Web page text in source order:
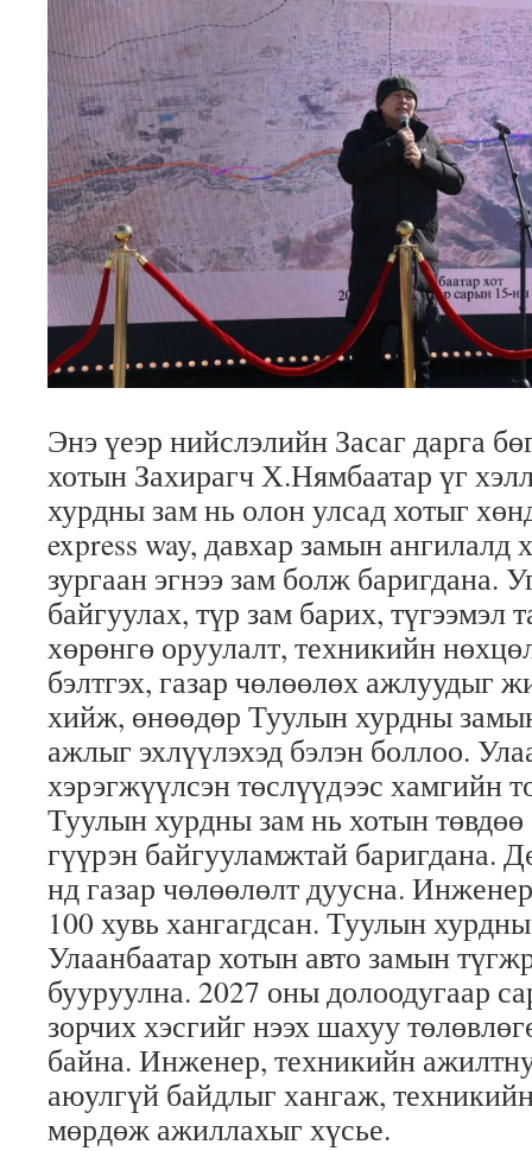
Энэ үеэр нийслэлийн Засаг дарга
хотын Захирагч Х.Нямбаатар үг
хурдны зам нь олон улсад хотыг
express way, давхар замын ангилалд
зургаан эгнээ зам болж баригдана.
байгуулах, түр зам барих, түгээмэл
хөрөнгө оруулалт, техникийн
бэлтгэх, газар чөлөөлөх ажлуудыг
хийж, өнөөдөр Туулын хурдны
ажлыг эхлүүлэхэд бэлэн боллоо.
хэрэгжүүлсэн төслүүдээс хамгийн
Туулын хурдны зам нь хотын
гүүрэн байгууламжтай баригдана.
нд газар чөлөөлөлт дуусна.
100 хувь хангагдсан. Туулын
Улаанбаатар хотын авто замын
бууруулна. 2027 оны долоодугаар
зорчих хэсгийг нээх шахуу
байна. Инженер, техникийн
аюулгүй байдлыг хангаж,
мөрдөж ажиллахыг хүсье.